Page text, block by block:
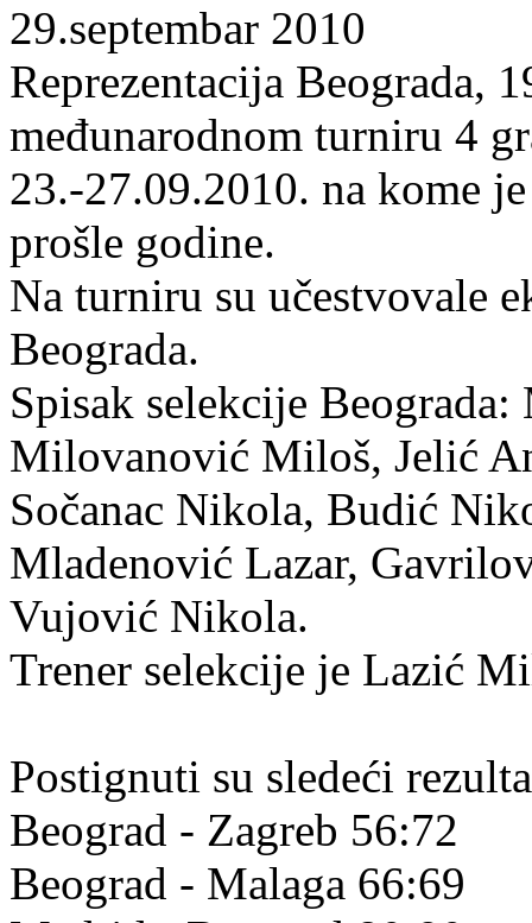
29.septembar 2010
Reprezentacija Beograda,
međunarodnom turniru 4
23.-27.09.2010. na kome
prošle godine.
Na turniru su učestvovale
Beograda.
Spisak selekcije
Milovanović Miloš, Jelić
Sočanac Nikola, Budić
Mladenović Lazar,
Vujović Nikola.
Trener selekcije je Lazić
Postignuti su sledeći
Beograd - Zagreb 56:72
Beograd - Malaga 66:69